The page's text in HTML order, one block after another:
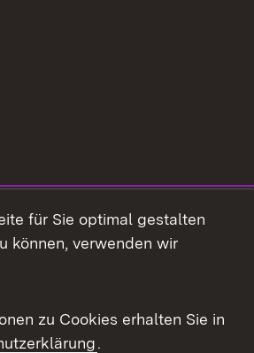
für Sie optimal gestalten
können, verwenden wir
zu Cookies erhalten Sie in
.